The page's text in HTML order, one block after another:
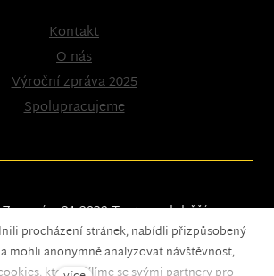
Kontakt
O nás
Výroční zpráva 2025
Spolupracujeme
2023Tento web běží na
solidpixels.
procházení stránek, nabídli přizpůsobený
mohli anonymně analyzovat návštěvnost,